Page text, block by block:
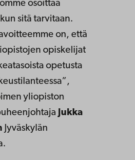
osoittaa
sitä tarvitaan.
on, että
opiskelijat
opetusta
yliopiston
Jukka
Jyväskylän